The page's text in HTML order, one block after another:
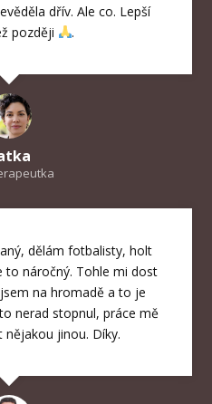
dřív. Ale co. Lepší
později
.
dělám fotbalisty, holt
to náročný. Tohle mi dost
na hromadě a to je
nerad stopnul, práce mě
nějakou jinou. Díky.